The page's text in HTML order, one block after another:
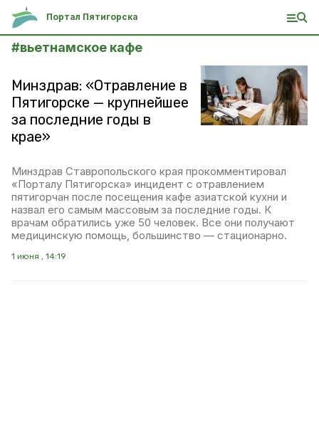
Портал Пятигорска
#вьетнамское кафе
Минздрав: «Отравление в
Пятигорске — крупнейшее
за последние годы в
крае»
Минздрав Ставропольского края прокомментировал
«Порталу Пятигорска» инцидент с отравлением
пятигорчан после посещения кафе азиатской кухни и
назвал его самым массовым за последние годы. К
врачам обратились уже 50 человек. Все они получают
медицинскую помощь, большинство — стационарно.
1 июня , 14:19